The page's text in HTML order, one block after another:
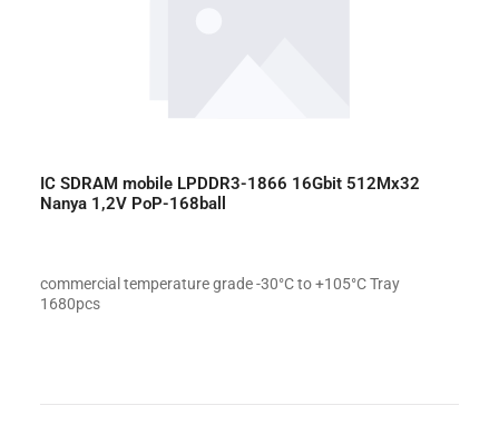
IC SDRAM mobile LPDDR3-1866 16Gbit 512Mx32
Nanya 1,2V PoP-168ball
commercial temperature grade -30°C to +105°C Tray
1680pcs